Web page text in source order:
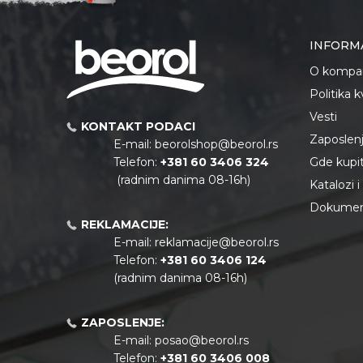
KONTAKT PODACI
E-mail: beorolshop@beorol.rs
Telefon: +381 60 3406 324
(radnim danima 08-16h)
REKLAMACIJE:
E-mail: reklamacije@beorol.rs
Telefon: +381 60 3406 124
(radnim danima 08-16h)
ZAPOSLENJE:
E-mail: posao@beorol.rs
Telefon: +381 60 3406 008
O
Politika
Vesti
Gde
Katalozi